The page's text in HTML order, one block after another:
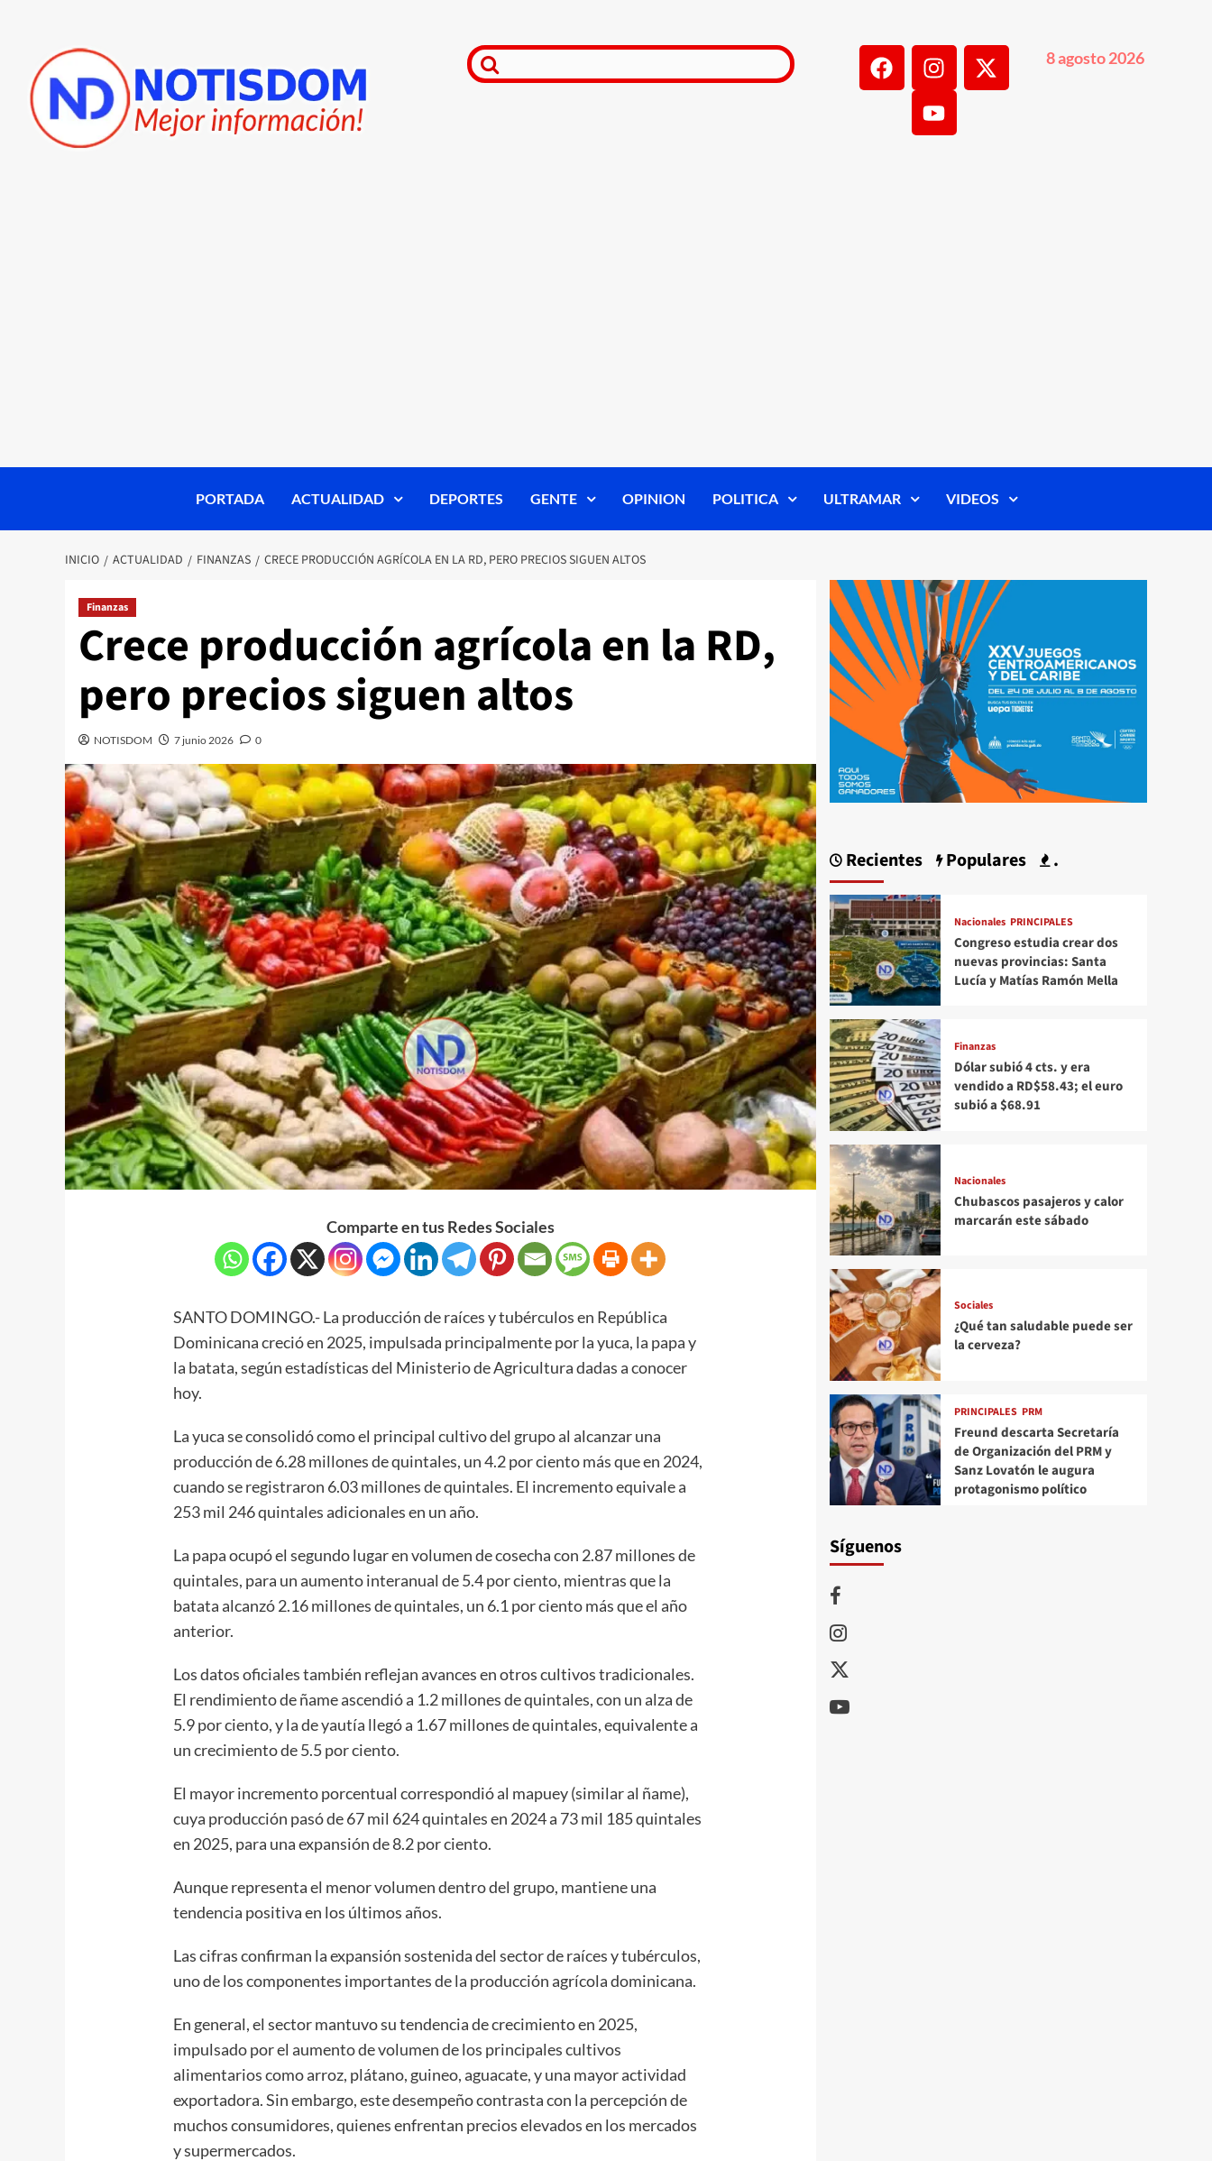
8 agosto 2026
PORTADA ACTUALIDAD DEPORTES GENTE OPINION POLITICA ULTRAMAR VIDEOS
INICIO ACTUALIDAD FINANZAS CRECE PRODUCCIÓN AGRÍCOLA EN LA RD, PERO PRECIOS SIGUEN ALTOS
Finanzas
Crece producción agrícola en la RD,
pero precios siguen altos
NOTISDOM 7 junio 2026 0
Comparte en tus Redes Sociales
SANTO DOMINGO.- La producción de raíces y tubérculos en República
Dominicana creció en 2025, impulsada principalmente por la yuca, la papa y
la batata, según estadísticas del Ministerio de Agricultura dadas a conocer
hoy.
La yuca se consolidó como el principal cultivo del grupo al alcanzar una
producción de 6.28 millones de quintales, un 4.2 por ciento más que en 2024,
cuando se registraron 6.03 millones de quintales. El incremento equivale a
253 mil 246 quintales adicionales en un año.
La papa ocupó el segundo lugar en volumen de cosecha con 2.87 millones de
quintales, para un aumento interanual de 5.4 por ciento, mientras que la
batata alcanzó 2.16 millones de quintales, un 6.1 por ciento más que el año
anterior.
Los datos oficiales también reflejan avances en otros cultivos tradicionales.
El rendimiento de ñame ascendió a 1.2 millones de quintales, con un alza de
5.9 por ciento, y la de yautía llegó a 1.67 millones de quintales, equivalente a
un crecimiento de 5.5 por ciento.
El mayor incremento porcentual correspondió al mapuey (similar al ñame),
cuya producción pasó de 67 mil 624 quintales en 2024 a 73 mil 185 quintales
en 2025, para una expansión de 8.2 por ciento.
Aunque representa el menor volumen dentro del grupo, mantiene una
tendencia positiva en los últimos años.
Las cifras confirman la expansión sostenida del sector de raíces y tubérculos,
uno de los componentes importantes de la producción agrícola dominicana.
En general, el sector mantuvo su tendencia de crecimiento en 2025,
impulsado por el aumento de volumen de los principales cultivos
alimentarios como arroz, plátano, guineo, aguacate, y una mayor actividad
exportadora. Sin embargo, este desempeño contrasta con la percepción de
muchos consumidores, quienes enfrentan precios elevados en los mercados
y supermercados.
Recientes Populares .
Nacionales PRINCIPALES
Congreso estudia crear dos
nuevas provincias: Santa
Lucía y Matías Ramón Mella
Finanzas
Dólar subió 4 cts. y era
vendido a RD$58.43; el euro
subió a $68.91
Nacionales
Chubascos pasajeros y calor
marcarán este sábado
Sociales
¿Qué tan saludable puede ser
la cerveza?
PRINCIPALES PRM
Freund descarta Secretaría
de Organización del PRM y
Sanz Lovatón le augura
protagonismo político
Síguenos